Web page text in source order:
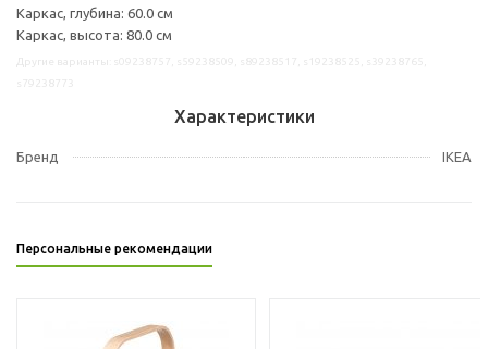
Каркас, глубина: 60.0 см
Каркас, высота: 80.0 см
Характеристики
Бренд IKEA
Персональные рекомендации